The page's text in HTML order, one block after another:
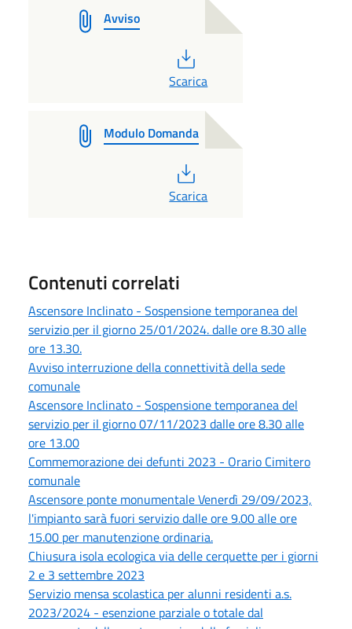
Avviso
Scarica
Modulo Domanda
Scarica
Contenuti correlati
Ascensore Inclinato - Sospensione temporanea del
servizio per il giorno 25/01/2024. dalle ore 8.30 alle
ore 13.30.
Avviso interruzione della connettività della sede
comunale
Ascensore Inclinato - Sospensione temporanea del
servizio per il giorno 07/11/2023 dalle ore 8.30 alle
ore 13.00
Commemorazione dei defunti 2023 - Orario Cimitero
comunale
Ascensore ponte monumentale Venerdì 29/09/2023,
l'impianto sarà fuori servizio dalle ore 9.00 alle ore
15.00 per manutenzione ordinaria.
Chiusura isola ecologica via delle cerquette per i giorni
2 e 3 settembre 2023
Servizio mensa scolastica per alunni residenti a.s.
2023/2024 - esenzione parziale o totale dal